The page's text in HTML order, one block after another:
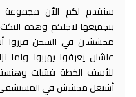
سنقدم لكم الأن مجموعة
بتجميعها لاجلكم وهذه
محششين في السجن قرروا
علشان يعرفوا يهربوا
للأسف الخطة فشلت
أشتغل محشش في